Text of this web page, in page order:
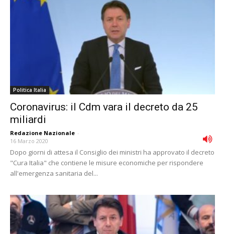
Politica Italia
Coronavirus: il Cdm vara il decreto da 25
miliardi
Redazione Nazionale -
16 Marzo 2020
Dopo giorni di attesa il Consiglio dei ministri ha approvato il decreto
"Cura Italia" che contiene le misure economiche per rispondere
all'emergenza sanitaria del...